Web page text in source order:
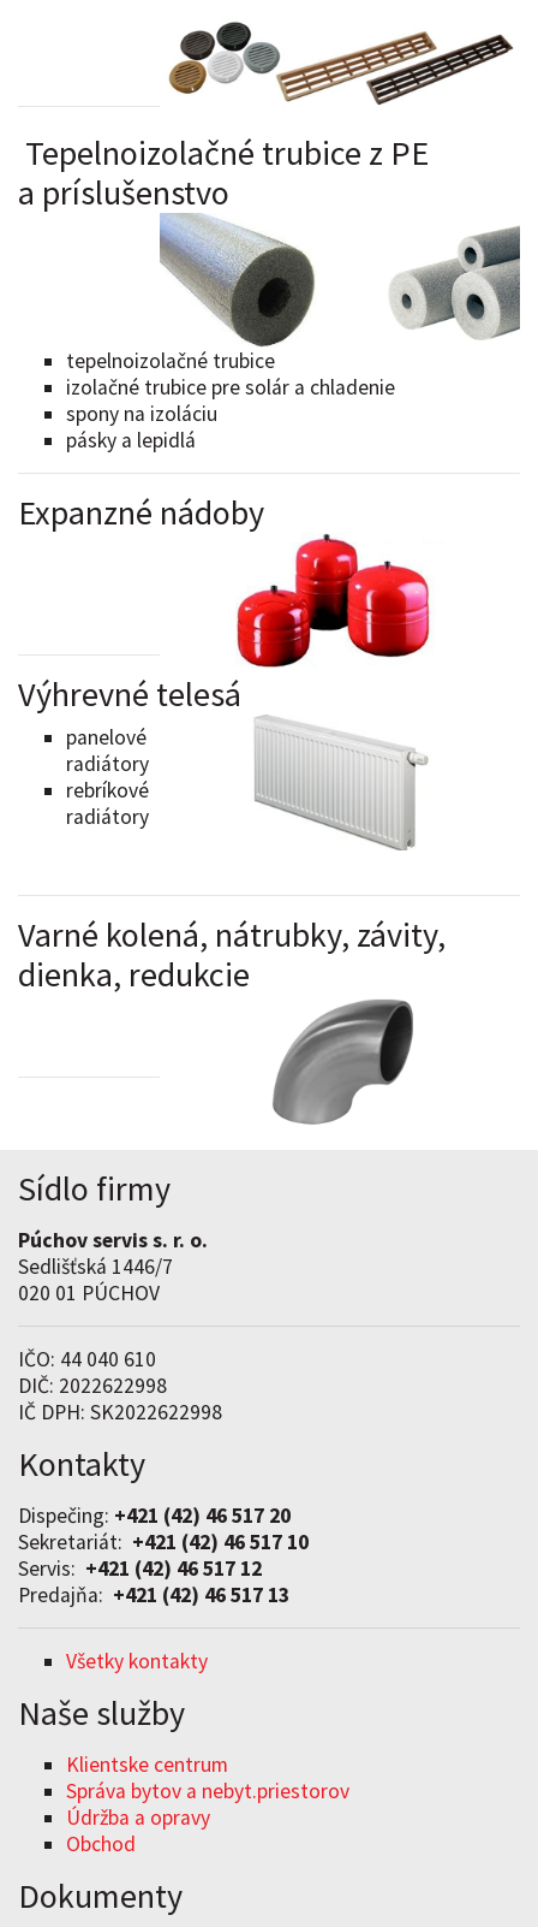
Tepelnoizolačné trubice z PE
a príslušenstvo
tepelnoizolačné trubice
izolačné trubice pre solár a chladenie
spony na izoláciu
pásky a lepidlá
Expanzné nádoby
Výhrevné telesá
panelové
radiátory
rebríkové
radiátory
Varné kolená, nátrubky, závity,
dienka, redukcie
Sídlo firmy
Púchov servis s. r. o.
Sedlišťská 1446/7
020 01 PÚCHOV
IČO: 44 040 610
DIČ: 2022622998
IČ DPH: SK2022622998
Kontakty
Dispečing: +421 (42) 46 517 20
Sekretariát: +421 (42) 46 517 10
Servis: +421 (42) 46 517 12
Predajňa: +421 (42) 46 517 13
Všetky kontakty
Naše služby
Klientske centrum
Správa bytov a nebyt.priestorov
Údržba a opravy
Obchod
Dokumenty